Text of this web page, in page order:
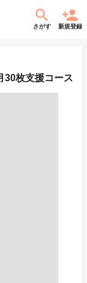
さがす 新規登録
30枚支援コース